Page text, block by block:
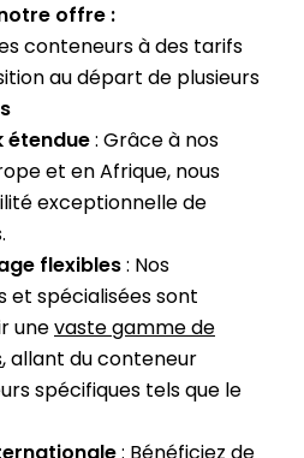
offre :
conteneurs à des tarifs
au départ de plusieurs
étendue: Grâce à nos
et en Afrique, nous
exceptionnelle de
flexibles: Nos
et spécialisées sont
unevaste gamme de
, allant du conteneur
spécifiques tels que le